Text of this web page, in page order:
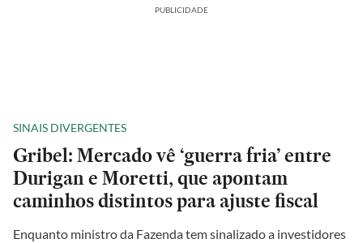
PUBLICIDADE
SINAIS DIVERGENTES
Gribel: Mercado vê ‘guerra fria’ entre
Durigan e Moretti, que apontam
caminhos distintos para ajuste fiscal
Enquanto ministro da Fazenda tem sinalizado a investidores